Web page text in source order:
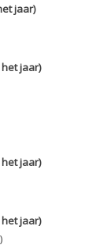
jaar)
jaar)
jaar)
jaar)